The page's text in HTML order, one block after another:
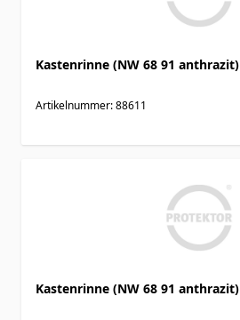
Kastenrinne (NW 68 91 anthrazit)
Artikelnummer: 88611
Kastenrinne (NW 68 91 anthrazit)